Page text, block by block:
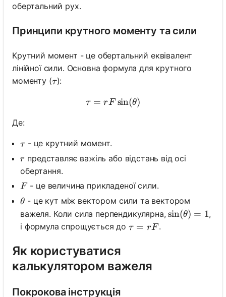
обертальний рух.
Принципи крутного моменту та сили
Крутний момент - це обертальний еквівалент
лінійної сили. Основна формула для крутного
моменту (\tau
τ):
\tau = rF\sin(\theta)
τ = rF sin(θ)
Де:
\tau
τ - це крутний момент.
r
r представляє важіль або відстань від осі
обертання.
F
F- це величина прикладеної сили.
\theta
θ - це кут між вектором сили та вектором
важеля. Коли сила перпендикулярна,\sin(\theta)
sin(θ) = 1,
і формула спрощується до \tau = rF
τ = rF.
Як користуватися
калькулятором важеля
Покрокова інструкція